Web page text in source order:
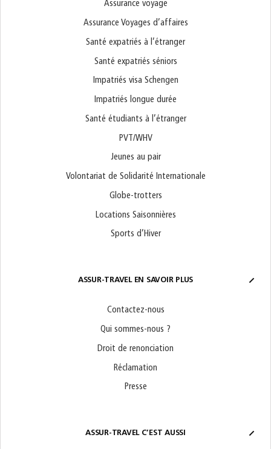
Assurance voyage
Assurance Voyages d’affaires
Santé expatriés à l’étranger
Santé expatriés séniors
Impatriés visa Schengen
Impatriés longue durée
Santé étudiants à l’étranger
PVT/WHV
Jeunes au pair
Volontariat de Solidarité Internationale
Globe-trotters
Locations Saisonnières
Sports d’Hiver
ASSUR-TRAVEL EN SAVOIR PLUS
Contactez-nous
Qui sommes-nous ?
Droit de renonciation
Réclamation
Presse
ASSUR-TRAVEL C’EST AUSSI